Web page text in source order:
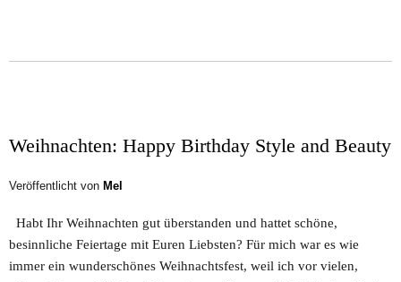
Weihnachten: Happy Birthday Style and Beauty
Veröffentlicht von Mel
Habt Ihr Weihnachten gut überstanden und hattet schöne,
besinnliche Feiertage mit Euren Liebsten? Für mich war es wie
immer ein wunderschönes Weihnachtsfest, weil ich vor vielen,